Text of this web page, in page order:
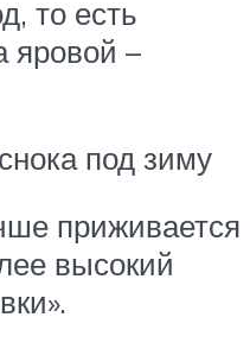
то есть
яровой –
под зиму
приживается
высокий